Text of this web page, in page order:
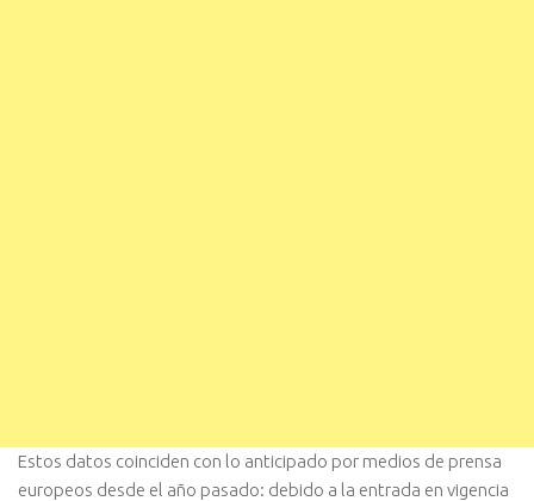
Estos datos coinciden con lo anticipado por medios de prensa
europeos desde el año pasado: debido a la entrada en vigencia